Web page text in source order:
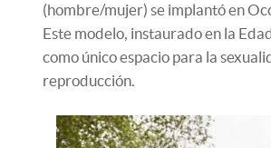
(hombre/mujer) se implantó en
Este modelo, instaurado en la
como único espacio para la
reproducción.